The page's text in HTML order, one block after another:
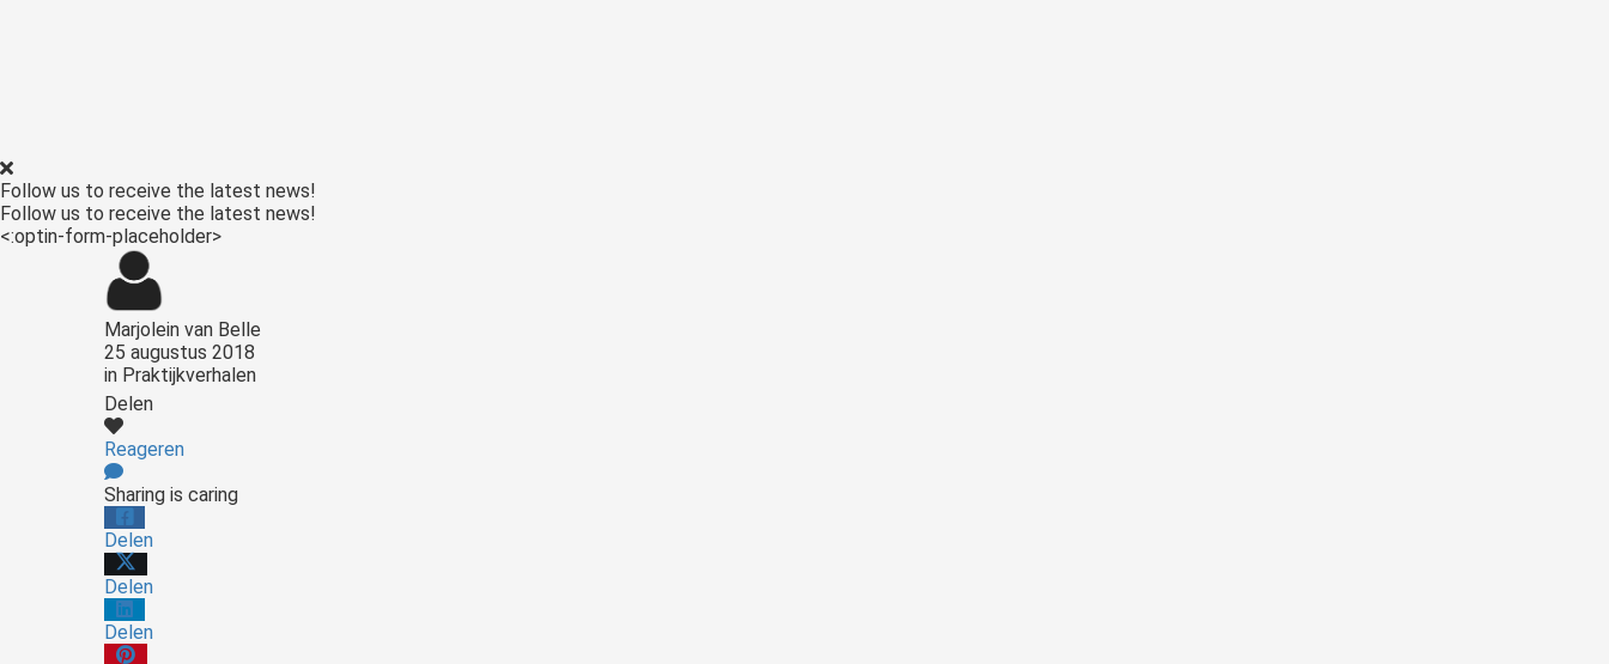
Follow us to receive the latest news!
Follow us to receive the latest news!
<:optin-form-placeholder>
Marjolein van Belle
25 augustus 2018
in Praktijkverhalen
Delen
Reageren
Sharing is caring
Delen
Delen
Delen